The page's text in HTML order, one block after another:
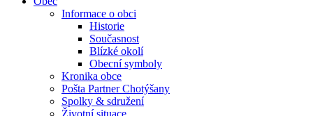
Informace o obci
Historie
Současnost
Blízké okolí
Obecní symboly
Kronika obce
Pošta Partner Chotýšany
Spolky & sdružení
Životní situace